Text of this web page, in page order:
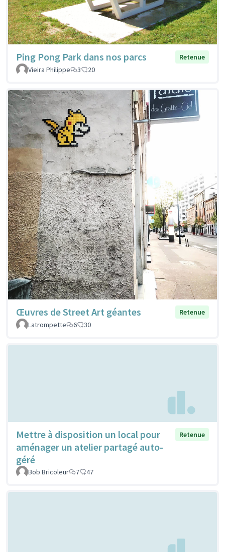
Ping Pong Park dans nos parcs
Retenue
Vieira Philippe
3 20
Œuvres de Street Art géantes
Retenue
Latrompette
6 30
Mettre à disposition un local pour
aménager un atelier partagé auto-
géré
Retenue
Bob Bricoleur 7 47